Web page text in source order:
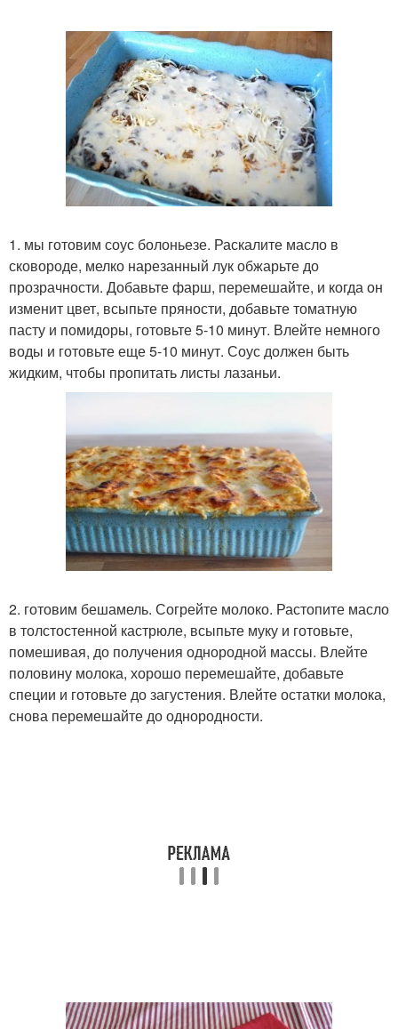
1. мы готовим соус болоньезе. Раскалите масло в
сковороде, мелко нарезанный лук обжарьте до
прозрачности. Добавьте фарш, перемешайте, и когда он
изменит цвет, всыпьте пряности, добавьте томатную
пасту и помидоры, готовьте 5-10 минут. Влейте немного
воды и готовьте еще 5-10 минут. Соус должен быть
жидким, чтобы пропитать листы лазаньи.
2. готовим бешамель. Согрейте молоко. Растопите масло
в толстостенной кастрюле, всыпьте муку и готовьте,
помешивая, до получения однородной массы. Влейте
половину молока, хорошо перемешайте, добавьте
специи и готовьте до загустения. Влейте остатки молока,
снова перемешайте до однородности.